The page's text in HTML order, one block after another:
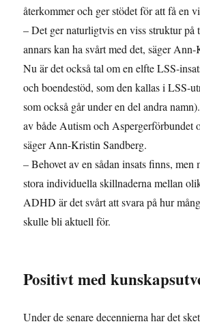
återkommer och ger stödet för att få en
– Det ger naturligtvis en viss struktur
annars kan ha svårt med det, säger
Nu är det också tal om en elfte LSS-
och boendestöd, som den kallas i LSS-
som också går under en del andra
av både Autism och Aspergerförbundet
säger Ann-Kristin Sandberg.
–Behovet av en sådan insats finns, men
stora individuella skillnaderna mellan
ADHD är det svårt att svara på hur
skulle bli aktuell för.
Positivt med
Under de senare decennierna har det